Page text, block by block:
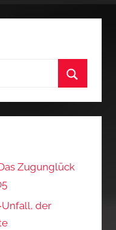
Zugunglück
der